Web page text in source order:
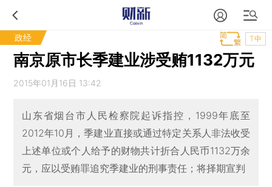
政经 T中
南京原市长季建业涉受贿1132万元
2015年01月16日 13:42
山东省烟台市人民检察院起诉指控，1999年底至
2012年10月，季建业直接或通过特定关系人非法收受
上述单位或个人给予的财物共计折合人民币1132万余
元，应以受贿罪追究季建业的刑事责任；将择期宣判